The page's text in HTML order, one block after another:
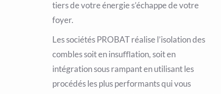
tiers de votre énergie s’échappe de votre
foyer.
Les sociétés PROBAT réalise l’isolation des
combles soit en insuﬄation, soit en
intégration sous rampant en utilisant les
procédés les plus performants qui vous